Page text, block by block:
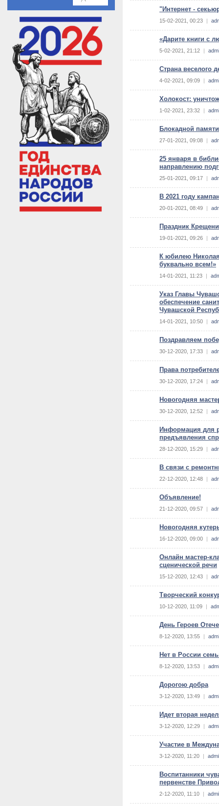
"Интернет -
15-02-2021, 00:23 |
«Дарите книги с
5-02-2021, 21:12 |
Страна веселого
4-02-2021, 09:09 |
Холокост:
1-02-2021, 23:32 |
Блокадной
27-01-2021, 09:08 |
25 января в
направлению
25-01-2021, 09:17 |
В 2021 году
20-01-2021, 08:49 |
Праздник
19-01-2021, 09:26 |
К юбилею
буквально всем!»
14-01-2021, 11:23 |
Указ Главы
обеспечение
Чувашской
14-01-2021, 10:50 |
Поздравляем
30-12-2020, 17:33 |
Права
30-12-2020, 17:24 |
Новогодняя
30-12-2020, 12:52 |
Информация для
предъявления
28-12-2020, 15:29 |
В связи с
22-12-2020, 12:48 |
Объявление!
21-12-2020, 09:57 |
Новогодняя
16-12-2020, 09:00 |
Онлайн мастер-
сценической речи
15-12-2020, 12:43 |
Творческий
10-12-2020, 11:09 |
День Героев
8-12-2020, 13:55 |
Нет в России
8-12-2020, 13:53 |
Дорогою добра
3-12-2020, 13:49 |
Идет вторая
3-12-2020, 12:29 |
Участие в
3-12-2020, 11:20 |
Воспитанники
первенстве
2-12-2020, 11:10 |